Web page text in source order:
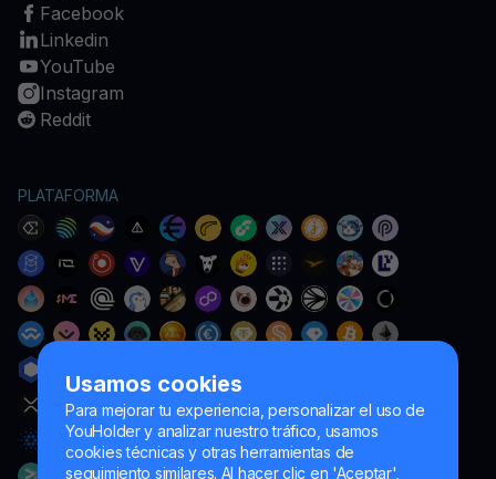
Usamos cookies
Para mejorar tu experiencia, personalizar el uso de
YouHolder y analizar nuestro tráfico, usamos
cookies técnicas y otras herramientas de
seguimiento similares. Al hacer clic en 'Aceptar',
Facebook
Linkedin
YouTube
Instagram
Reddit
PLATAFORMA